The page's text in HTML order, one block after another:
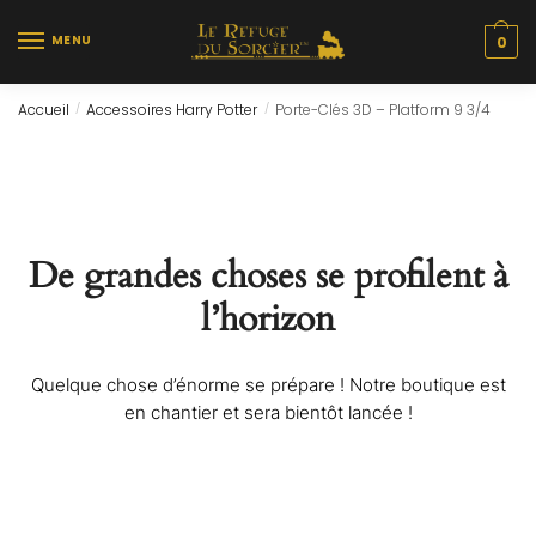
MENU 0
Accueil / Accessoires Harry Potter / Porte-Clés 3D – Platform 9 3/4
De grandes choses se profilent à
l’horizon
Quelque chose d’énorme se prépare ! Notre boutique est
en chantier et sera bientôt lancée !